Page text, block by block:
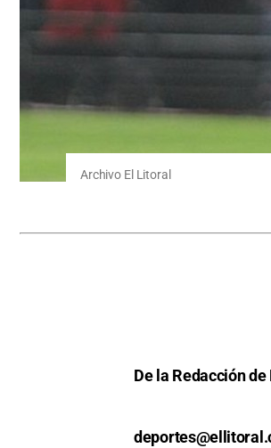
Archivo El Litoral
De la Redacción de